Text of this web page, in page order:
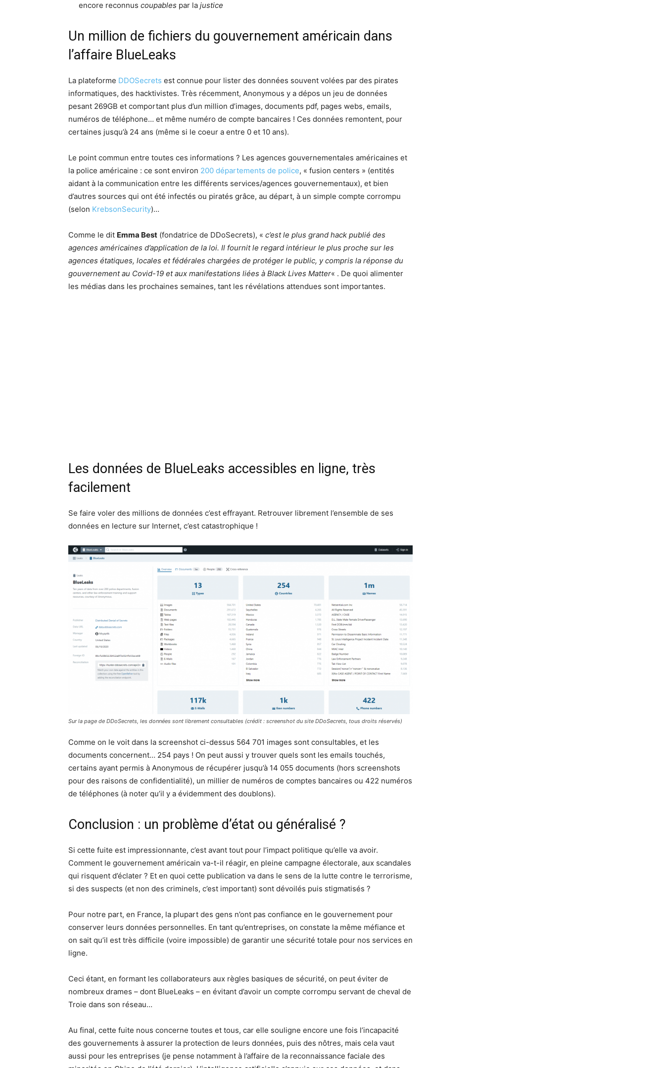
encore reconnus coupables par la justice
Un million de fichiers du gouvernement américain dans
l’affaire BlueLeaks
La plateforme DDOSecrets est connue pour lister des données souvent volées par des pirates
informatiques, des hacktivistes. Très récemment, Anonymous y a dépos un jeu de données
pesant 269GB et comportant plus d’un million d’images, documents pdf, pages webs, emails,
numéros de téléphone… et même numéro de compte bancaires ! Ces données remontent, pour
certaines jusqu’à 24 ans (même si le coeur a entre 0 et 10 ans).
Le point commun entre toutes ces informations ? Les agences gouvernementales américaines et
la police américaine : ce sont environ 200 départements de police, « fusion centers » (entités
aidant à la communication entre les différents services/agences gouvernementaux), et bien
d’autres sources qui ont été infectés ou piratés grâce, au départ, à un simple compte corrompu
(selon KrebsonSecurity)…
Comme le dit Emma Best (fondatrice de DDoSecrets), « c’est le plus grand hack publié des
agences américaines d’application de la loi. Il fournit le regard intérieur le plus proche sur les
agences étatiques, locales et fédérales chargées de protéger le public, y compris la réponse du
gouvernement au Covid-19 et aux manifestations liées à Black Lives Matter« . De quoi alimenter
les médias dans les prochaines semaines, tant les révélations attendues sont importantes.
Les données de BlueLeaks accessibles en ligne, très
facilement
Se faire voler des millions de données c’est effrayant. Retrouver librement l’ensemble de ses
données en lecture sur Internet, c’est catastrophique !
Sur la page de DDoSecrets, les données sont librement consultables (crédit : screenshot du site DDoSecrets, tous droits réservés)
Comme on le voit dans la screenshot ci-dessus 564 701 images sont consultables, et les
documents concernent… 254 pays ! On peut aussi y trouver quels sont les emails touchés,
certains ayant permis à Anonymous de récupérer jusqu’à 14 055 documents (hors screenshots
pour des raisons de confidentialité), un millier de numéros de comptes bancaires ou 422 numéros
de téléphones (à noter qu’il y a évidemment des doublons).
Conclusion : un problème d’état ou généralisé ?
Si cette fuite est impressionnante, c’est avant tout pour l’impact politique qu’elle va avoir.
Comment le gouvernement américain va-t-il réagir, en pleine campagne électorale, aux scandales
qui risquent d’éclater ? Et en quoi cette publication va dans le sens de la lutte contre le terrorisme,
si des suspects (et non des criminels, c’est important) sont dévoilés puis stigmatisés ?
Pour notre part, en France, la plupart des gens n’ont pas confiance en le gouvernement pour
conserver leurs données personnelles. En tant qu’entreprises, on constate la même méfiance et
on sait qu’il est très difficile (voire impossible) de garantir une sécurité totale pour nos services en
ligne.
Ceci étant, en formant les collaborateurs aux règles basiques de sécurité, on peut éviter de
nombreux drames – dont BlueLeaks – en évitant d’avoir un compte corrompu servant de cheval de
Troie dans son réseau…
Au final, cette fuite nous concerne toutes et tous, car elle souligne encore une fois l’incapacité
des gouvernements à assurer la protection de leurs données, puis des nôtres, mais cela vaut
aussi pour les entreprises (je pense notamment à l’affaire de la reconnaissance faciale des